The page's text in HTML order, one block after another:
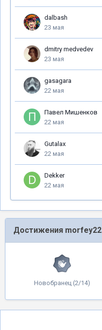
dalbash
23 мая
dmitry medvedev
23 мая
gasagara
22 мая
Павел Мишенков
22 мая
Gutalax
22 мая
Dekker
22 мая
Достижения morfey22
Новобранец (2/14)